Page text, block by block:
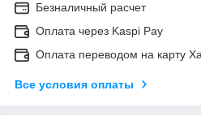
Безналичный расчет
Оплата через Kaspi Pay
Оплата переводом на карту
Все условия оплаты